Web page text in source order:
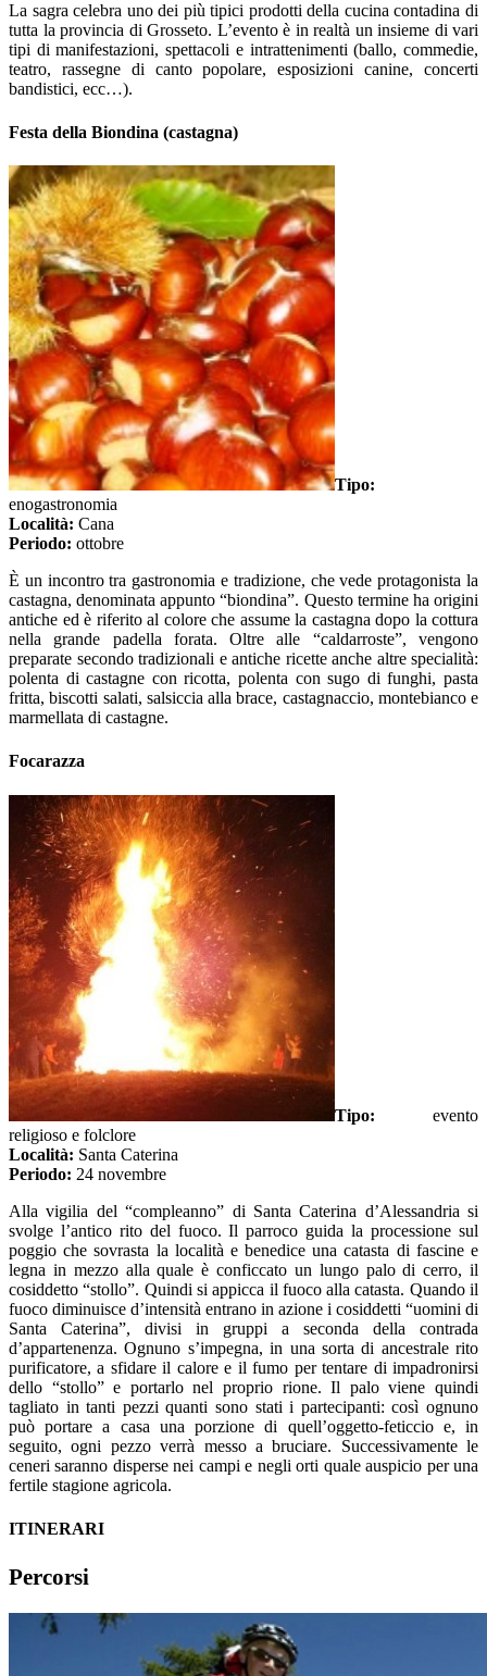
La sagra celebra uno dei più tipici prodotti della cucina contadina di
tutta la provincia di Grosseto. L’evento è in realtà un insieme di vari
tipi di manifestazioni, spettacoli e intrattenimenti (ballo, commedie,
teatro, rassegne di canto popolare, esposizioni canine, concerti
bandistici, ecc…).
Festa della Biondina (castagna)
Tipo:
enogastronomia
Località: Cana
Periodo: ottobre
È un incontro tra gastronomia e tradizione, che vede protagonista la
castagna, denominata appunto “biondina”. Questo termine ha origini
antiche ed è riferito al colore che assume la castagna dopo la cottura
nella grande padella forata. Oltre alle “caldarroste”, vengono
preparate secondo tradizionali e antiche ricette anche altre specialità:
polenta di castagne con ricotta, polenta con sugo di funghi, pasta
fritta, biscotti salati, salsiccia alla brace, castagnaccio, montebianco e
marmellata di castagne.
Focarazza
Tipo: evento
religioso e folclore
Località: Santa Caterina
Periodo: 24 novembre
Alla vigilia del “compleanno” di Santa Caterina d’Alessandria si
svolge l’antico rito del fuoco. Il parroco guida la processione sul
poggio che sovrasta la località e benedice una catasta di fascine e
legna in mezzo alla quale è conficcato un lungo palo di cerro, il
cosiddetto “stollo”. Quindi si appicca il fuoco alla catasta. Quando il
fuoco diminuisce d’intensità entrano in azione i cosiddetti “uomini di
Santa Caterina”, divisi in gruppi a seconda della contrada
d’appartenenza. Ognuno s’impegna, in una sorta di ancestrale rito
purificatore, a sfidare il calore e il fumo per tentare di impadronirsi
dello “stollo” e portarlo nel proprio rione. Il palo viene quindi
tagliato in tanti pezzi quanti sono stati i partecipanti: così ognuno
può portare a casa una porzione di quell’oggetto-feticcio e, in
seguito, ogni pezzo verrà messo a bruciare. Successivamente le
ceneri saranno disperse nei campi e negli orti quale auspicio per una
fertile stagione agricola.
ITINERARI
Percorsi